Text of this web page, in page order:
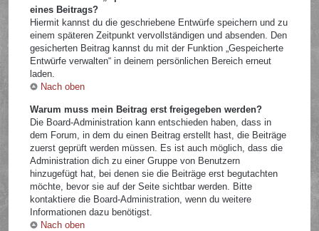
eines Beitrags?
Hiermit kannst du die geschriebene Entwürfe speichern und zu
einem späteren Zeitpunkt vervollständigen und absenden. Den
gesicherten Beitrag kannst du mit der Funktion „Gespeicherte
Entwürfe verwalten“ in deinem persönlichen Bereich erneut
laden.
Nach oben
Warum muss mein Beitrag erst freigegeben werden?
Die Board-Administration kann entschieden haben, dass in
dem Forum, in dem du einen Beitrag erstellt hast, die Beiträge
zuerst geprüft werden müssen. Es ist auch möglich, dass die
Administration dich zu einer Gruppe von Benutzern
hinzugefügt hat, bei denen sie die Beiträge erst begutachten
möchte, bevor sie auf der Seite sichtbar werden. Bitte
kontaktiere die Board-Administration, wenn du weitere
Informationen dazu benötigst.
Nach oben